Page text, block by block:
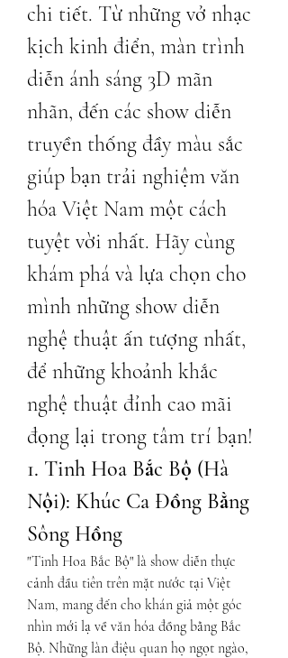
chi tiết. Từ những vở nhạc
kịch kinh điển, màn trình
diễn ánh sáng 3D mãn
nhãn, đến các show diễn
truyền thống đầy màu sắc
giúp bạn trải nghiệm văn
hóa Việt Nam một cách
tuyệt vời nhất. Hãy cùng
khám phá và lựa chọn cho
mình những show diễn
nghệ thuật ấn tượng nhất,
để những khoảnh khắc
nghệ thuật đỉnh cao mãi
đọng lại trong tâm trí bạn!
1. Tinh Hoa Bắc Bộ (Hà
Nội): Khúc Ca Đồng Bằng
Sông Hồng
"Tinh Hoa Bắc Bộ" là show diễn thực
cảnh đầu tiên trên mặt nước tại Việt
Nam, mang đến cho khán giả một góc
nhìn mới lạ về văn hóa đồng bằng Bắc
Bộ. Những làn điệu quan họ ngọt ngào,